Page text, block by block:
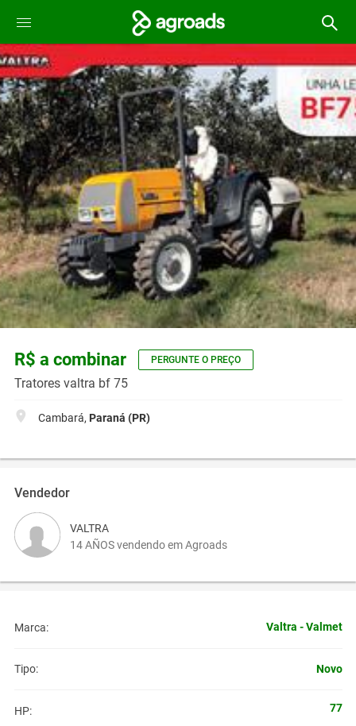
R$ a combinar PERGUNTE O PREÇO
Tratores valtra bf 75
Cambará, Paraná (PR)
Vendedor
VALTRA
14 AÑOS vendendo em Agroads
Marca: Valtra - Valmet
Tipo: Novo
HP: 77